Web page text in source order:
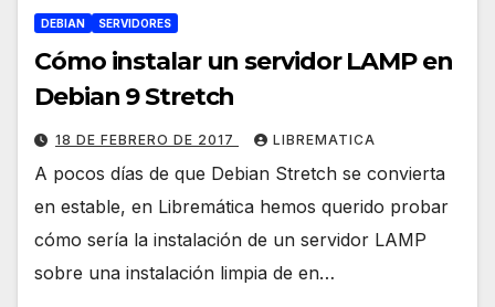
DEBIAN SERVIDORES
Cómo instalar un servidor LAMP en
Debian 9 Stretch
18 DE FEBRERO DE 2017 LIBREMATICA
A pocos días de que Debian Stretch se convierta
en estable, en Libremática hemos querido probar
cómo sería la instalación de un servidor LAMP
sobre una instalación limpia de en…